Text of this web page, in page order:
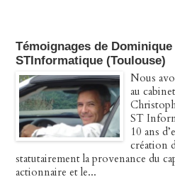
Témoignages de
STInformatique (Toulouse)
Nous
au
ST
10 ans
création
statutairement la provenance du
actionnaire et le...